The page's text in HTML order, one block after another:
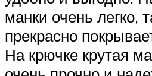
манки очень легко,
прекрасно
На крючке крутая